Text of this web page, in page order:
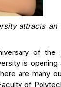
attracts
of the
is
are many
of